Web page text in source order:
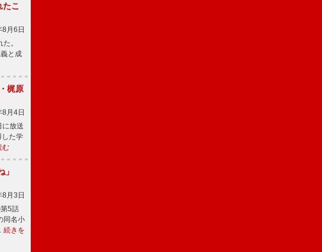
こ
月6日
。
と成
梶原
月4日
に放送
た学
む
月3日
5話
同名小
続きを